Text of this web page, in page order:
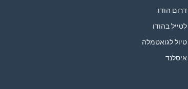
דרום הודו
לטייל בהודו
טיול לגואטמלה
איסלנד